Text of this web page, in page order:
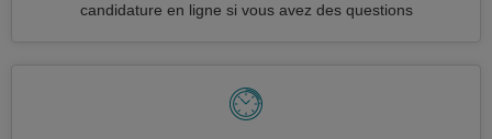
candidature en ligne si vous avez des questions